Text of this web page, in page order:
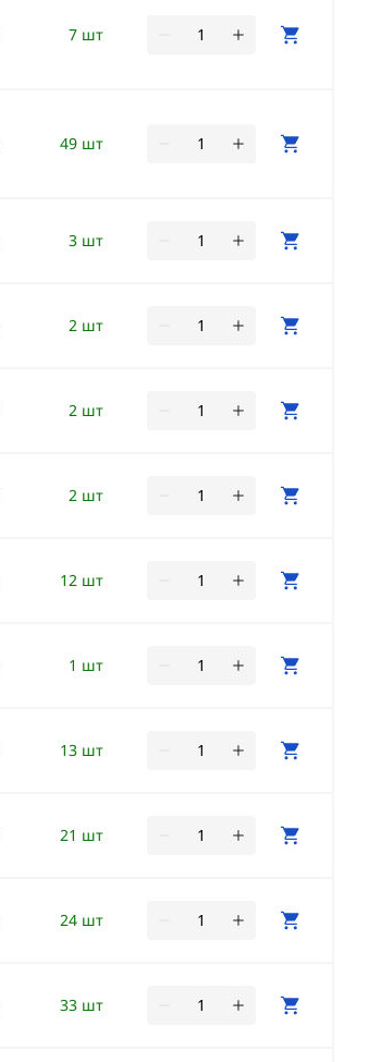
7 шт
49 шт
3 шт
2 шт
2 шт
2 шт
12 шт
1 шт
13 шт
21 шт
24 шт
33 шт